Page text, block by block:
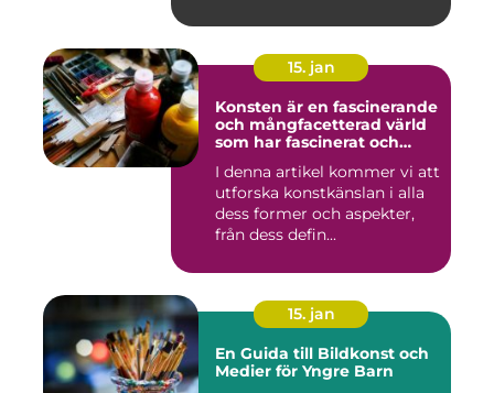
15. jan
Konsten är en fascinerande
och mångfacetterad värld
som har fascinerat och
århundraden
I denna artikel kommer vi att
utforska konstkänslan i alla
dess former och aspekter,
från dess defin...
15. jan
En Guida till Bildkonst och
Medier för Yngre Barn